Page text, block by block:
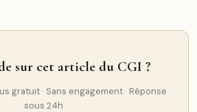
sur cet article du CGI ?
gratuit · Sans engagement · Réponse
sous 24h